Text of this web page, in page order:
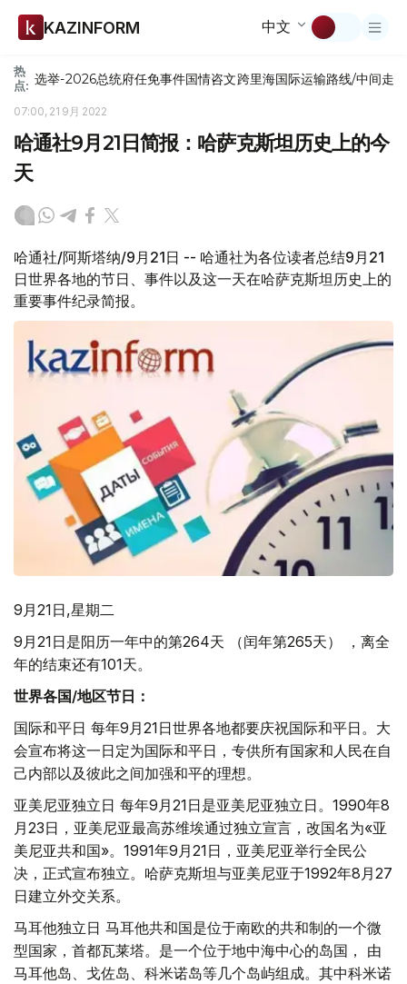
KAZINFORM 中文
热
点: 选举-2026总统府任免事件国情咨文跨里海国际运输路线/中间走廊
07:00, 21 9月 2022
哈通社9月21日简报：哈萨克斯坦历史上的今
天
哈通社/阿斯塔纳/9月21日 -- 哈通社为各位读者总结9月21
日世界各地的节日、事件以及这一天在哈萨克斯坦历史上的
重要事件纪录简报。
9月21日,星期二
9月21日是阳历一年中的第264天 （闰年第265天） ，离全
年的结束还有101天。
世界各国/地区节日：
国际和平日 每年9月21日世界各地都要庆祝国际和平日。大
会宣布将这一日定为国际和平日，专供所有国家和人民在自
己内部以及彼此之间加强和平的理想。
亚美尼亚独立日 每年9月21日是亚美尼亚独立日。1990年8
月23日，亚美尼亚最高苏维埃通过独立宣言，改国名为«亚
美尼亚共和国»。1991年9月21日，亚美尼亚举行全民公
决，正式宣布独立。哈萨克斯坦与亚美尼亚于1992年8月27
日建立外交关系。
马耳他独立日 马耳他共和国是位于南欧的共和制的一个微
型国家，首都瓦莱塔。是一个位于地中海中心的岛国， 由
马耳他岛、戈佐岛、科米诺岛等几个岛屿组成。其中科米诺